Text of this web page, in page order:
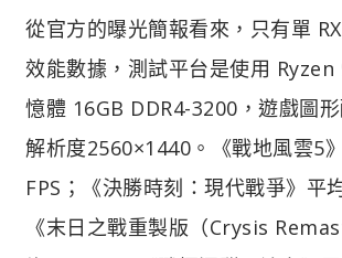
從官方的曝光簡報看來，只有單
效能數據，測試平台是使用 Ryzen
憶體 16GB DDR4-3200，遊戲圖
解析度2560×1440。《戰地風雲5
FPS；《決勝時刻：現代戰爭》平
《末日之戰重製版（Crysis